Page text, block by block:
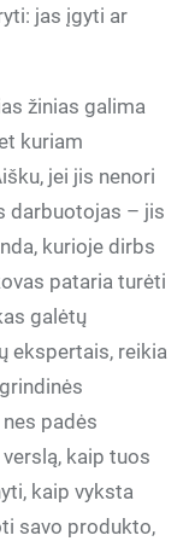
jas įgyti ar
žinias galima
kuriam
jei jis nenori
darbuotojas – jis
kurioje dirbs
pataria turėti
galėtų
ekspertais, reikia
padės
kaip tuos
kaip vyksta
savo produkto,